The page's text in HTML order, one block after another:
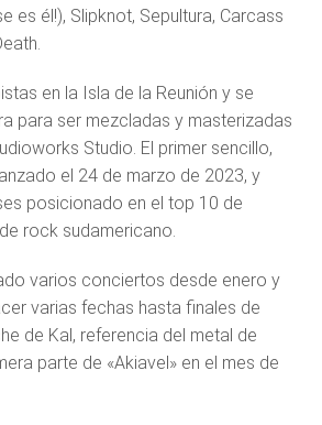
es él!), Slipknot, Sepultura, Carcass
en la Isla de la Reunión y se
para ser mezcladas y masterizadas
Studio. El primer sencillo,
el 24 de marzo de 2023, y
posicionado en el top 10 de
rock sudamericano.
varios conciertos desde enero y
varias fechas hasta finales de
de Kal, referencia del metal de
parte de «Akiavel» en el mes de